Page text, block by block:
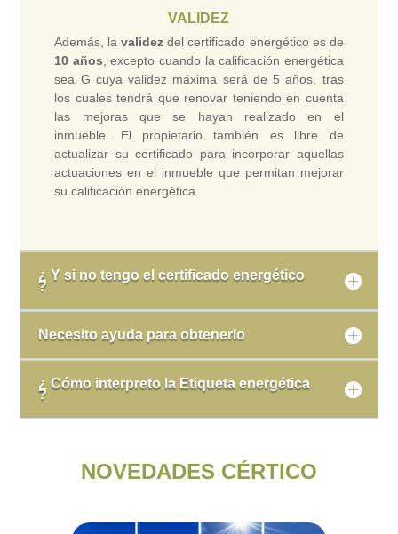
VALIDEZ
Además, lavalidez del certificado energético es de
10 años , excepto cuando la calificación energética
sea G cuya validez máxima será de 5 años, tras
los cuales tendrá que renovar teniendo en cuenta
las mejoras que se hayan realizado en el
inmueble. El propietario también es libre de
actualizar su certificado para incorporar aquellas
actuaciones en el inmueble que permitan mejorar
su calificación energética.
¿ Y si no tengo el certificado energético
?
Necesito ayuda para obtenerlo
¿ Cómo interpreto la Etiqueta energética
?
NOVEDADES CÉRTICO